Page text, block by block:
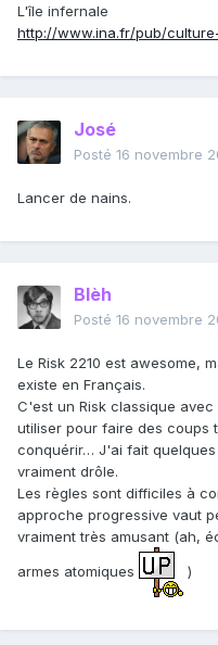
L'île infernale
http://www.ina.fr/pub/
José
Posté 16 novembre
Lancer de nains.
Blèh
Posté 16 novembre
Le Risk 2210 est awesome,
existe en Français.
C'est un Risk classique
utiliser pour faire des coups
conquérir… J'ai fait
vraiment drôle.
Les règles sont difficiles à
approche progressive vaut
vraiment très amusant (ah,
armes atomiques
)